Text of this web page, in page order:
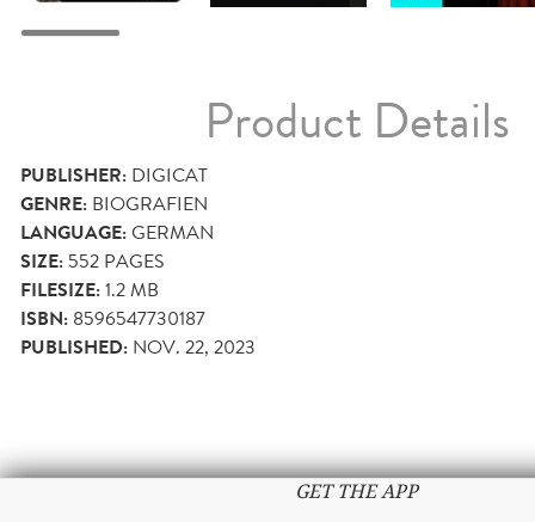
Product Details
PUBLISHER: DIGICAT
GENRE: BIOGRAFIEN
LANGUAGE:GERMAN
SIZE: 552 PAGES
FILESIZE:1.2 MB
ISBN: 8596547730187
PUBLISHED: NOV. 22, 2023
GET THE APP